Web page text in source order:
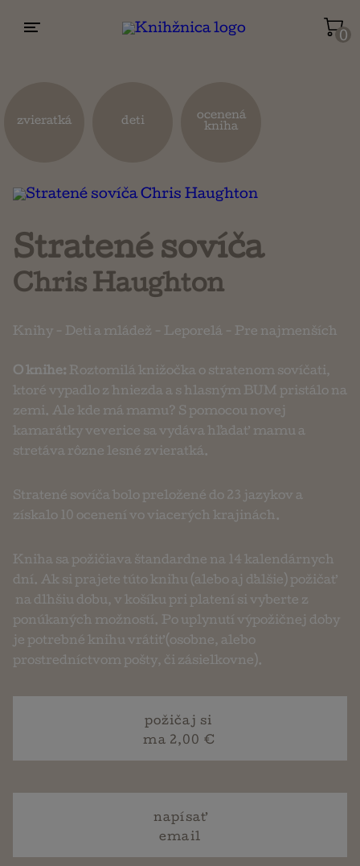
0
zvieratká deti
ocenená
kniha
Stratené sovíča
Chris Haughton
Knihy - Deti a mládež - Leporelá - Pre najmenších
O knihe: Roztomilá knižočka o stratenom sovíčati,
ktoré vypadlo z hniezda a s hlasným BUM pristálo na
zemi. Ale kde má mamu? S pomocou novej
kamarátky veverice sa vydáva hľadať mamu a
stretáva rôzne lesné zvieratká.
Stratené sovíča bolo preložené do 23 jazykov a
získalo 10 ocenení vo viacerých krajinách.
Kniha sa požičiava štandardne na 14 kalendárnych
dní. Ak si prajete túto knihu (alebo aj ďalšie) požičať
na dlhšiu dobu, v košíku pri platení si vyberte z
ponúkaných možností. Po uplynutí výpožičnej doby
je potrebné knihu vrátiť (osobne, alebo
prostredníctvom pošty, či zásielkovne).
požičaj si
ma 2,00 €
napísať
email